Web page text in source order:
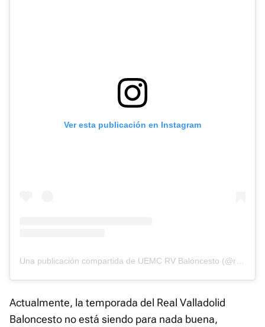
Ver esta publicación en Instagram
Actualmente, la temporada del Real Valladolid
Baloncesto no está siendo para nada buena,